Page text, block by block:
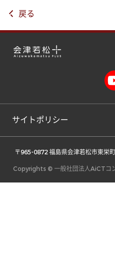
戻る
サイトポリシー
〒965-0872 福島県会津若松市東栄
Copyrights © 一般社団法人AiCTコ